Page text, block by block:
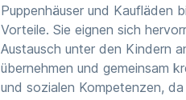
Puppenhäuser und Kaufläden
Vorteile. Sie eignen sich
Austausch unter den Kindern
übernehmen und gemeinsam
und sozialen Kompetenzen,